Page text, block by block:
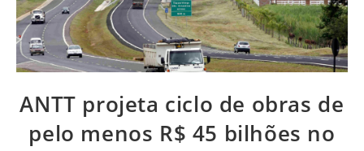
ANTT projeta ciclo de obras de
pelo menos R$ 45 bilhões no